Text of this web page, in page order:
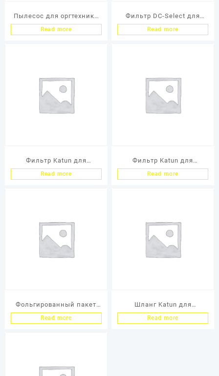
Пылесос для оргтехники
OMEGA™ SUPREME PLUS
Read more
Фильтр DC-Select для
пылесоса Atrix, 3М/SCS,
Read more
Фильтр Katun для
пылесоса (KTN/SCS), Тип
Read more
Фильтр Katun для
пылесоса 3M, тонкой
Read more
Фольгированный пакет
Static Control для
Read more
Шланг Katun для
пылесоса 3M/ Atrix/Ultivac
Read more